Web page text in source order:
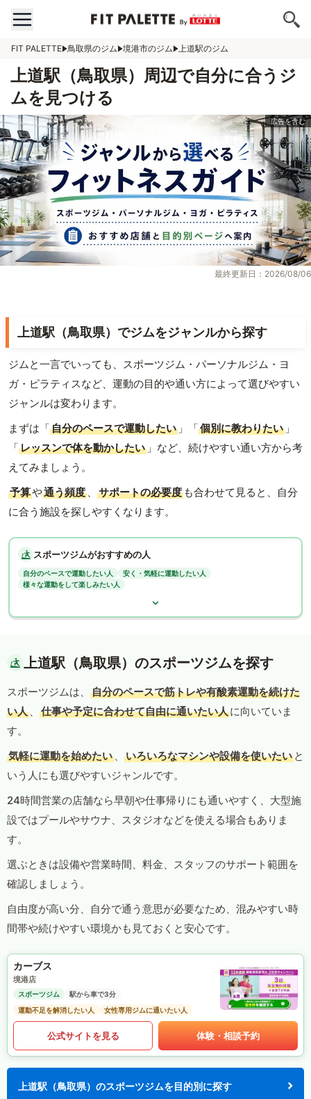
FIT PALETTE 鳥取県のジム 境港市のジム 上道駅のジム
上道駅（鳥取県）周辺で自分に合うジ
ムを見つける
最終更新日：2026/08/06
上道駅（鳥取県）でジムをジャンルから探す
ジムと一言でいっても、スポーツジム・パーソナルジム・ヨ
ガ・ピラティスなど、運動の目的や通い方によって選びやすい
ジャンルは変わります。
まずは「自分のペースで運動したい 」「個別に教わりたい 」
「レッスンで体を動かしたい 」など、続けやすい通い方から考
えてみましょう。
予算や通う頻度 、 サポートの必要度 も合わせて見ると、自分
に合う施設を探しやすくなります。
スポーツジムがおすすめの人
自分のペースで運動したい人
安く・気軽に運動したい人
様々な運動をして楽しみたい人
上道駅（鳥取県）のスポーツジムを探す
スポーツジムは、
自分のペースで筋トレや有酸素運動を続けた
い人 、 仕事や予定に合わせて自由に通いたい人に向いていま
す。
気軽に運動を始めたい 、 いろいろなマシンや設備を使いたい と
いう人にも選びやすいジャンルです。
24時間営業の店舗なら早朝や仕事帰りにも通いやすく、大型施
設ではプールやサウナ、スタジオなどを使える場合もありま
す。
選ぶときは設備や営業時間、料金、スタッフのサポート範囲を
確認しましょう。
自由度が高い分、自分で通う意思が必要なため、混みやすい時
間帯や続けやすい環境かも見ておくと安心です。
カーブス
境港店
スポーツジム
駅から車で3分
運動不足を解消したい人
女性専用ジムに通いたい人
公式サイトを見る 体験・相談予約
上道駅（鳥取県）のスポーツジムを目的別に探す